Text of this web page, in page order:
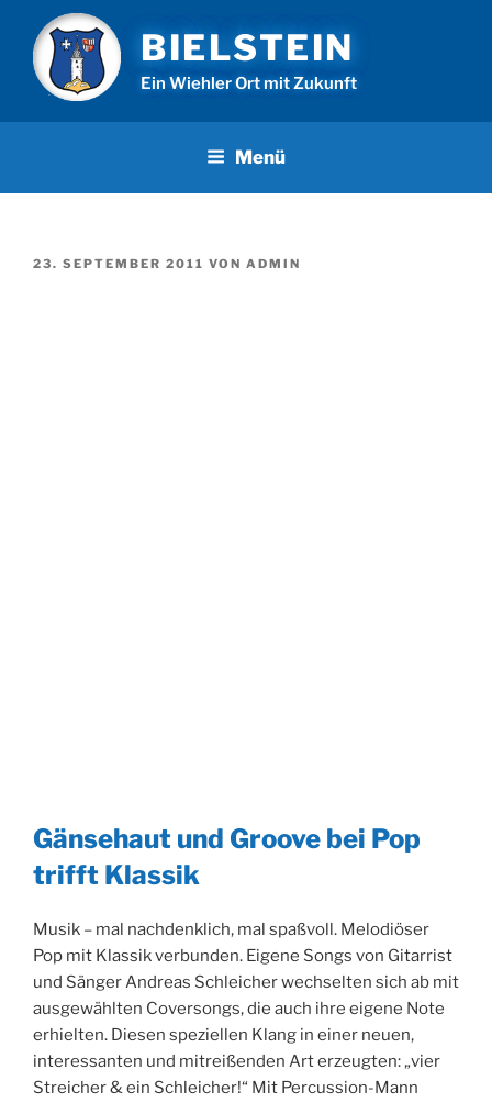
Inhalt
springen
BIELSTEIN
Ein Wiehler Ort mit Zukunft
Menü
VERÖFFENTLICHT
23. SEPTEMBER 2011 VON ADMIN
Gänsehaut und Groove bei Pop
trifft Klassik
Musik – mal nachdenklich, mal spaßvoll. Melodiöser
Pop mit Klassik verbunden. Eigene Songs von Gitarrist
und Sänger Andreas Schleicher wechselten sich ab mit
ausgewählten Coversongs, die auch ihre eigene Note
erhielten. Diesen speziellen Klang in einer neuen,
interessanten und mitreißenden Art erzeugten: „vier
Streicher & ein Schleicher!“ Mit Percussion-Mann